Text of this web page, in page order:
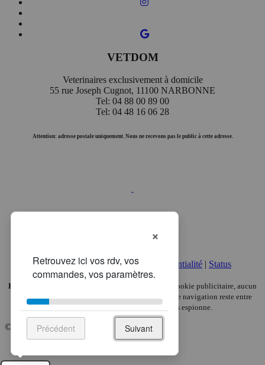
VETDOM
Veterinaires exclusivement à domicile
55 rue Joseph Cugnot, 11100 NARBONNE
Tel: 04 88 00 89 00
Tel: 04 48 16 06 28
Attention: adresse postale uniquement. Nous ne recevons pas le public à cette adresse.
Mentions légales|Politique de confidentialité | Status
Pas de pub, pas de pistage.
Chez VETDOM, aucun cookie publicitaire, aucun
traceur analytique, aucune revente de données. Votre navigation reste entre
vous et nous — ici, seul votre chat vous espionne.
© 2008-2026, VETDOM.
×
Précédent Suivant